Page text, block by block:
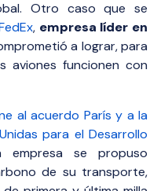
Otro caso que se
, empresa líder en
a lograr, para
funcionen con
al acuerdo París y a la
para el Desarrollo
se propuso
de su transporte,